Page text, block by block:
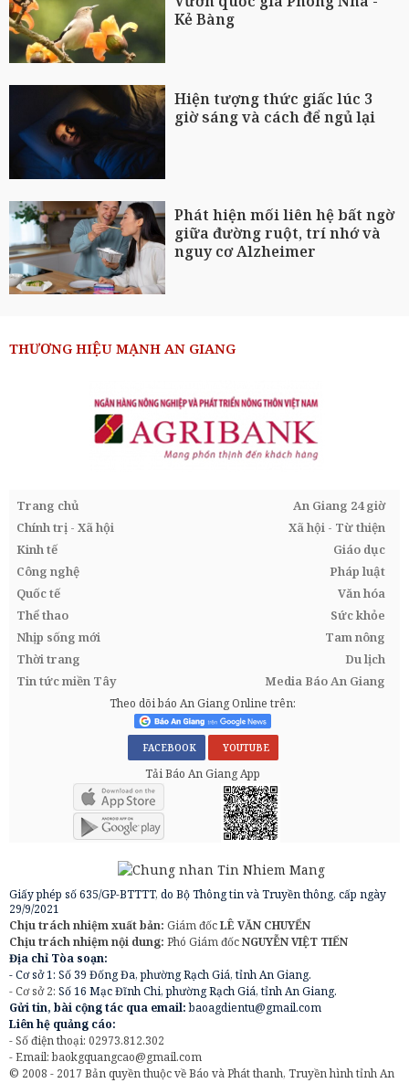
Kẻ Bàng
Hiện tượng thức giấc lúc 3
giờ sáng và cách để ngủ lại
Phát hiện mối liên hệ bất ngờ
giữa đường ruột, trí nhớ và
nguy cơ Alzheimer
THƯƠNG HIỆU MẠNH AN GIANG
Trang chủ
An Giang 24 giờ
Chính trị - Xã hội
Xã hội - Từ thiện
Kinh tế
Giáo dục
Công nghệ
Pháp luật
Quốc tế
Văn hóa
Thể thao
Sức khỏe
Nhịp sống mới
Tam nông
Thời trang
Du lịch
Tin tức miền Tây
Media Báo An Giang
Theo dõi báo An Giang Online trên:
FACEBOOK YOUTUBE
Tải Báo An Giang App
Giấy phép số 635/GP-BTTTT, do Bộ Thông tin và Truyền thông, cấp ngày
29/9/2021
Chịu trách nhiệm xuất bản: Giám đốcLÊ VĂN CHUYỂN
Chịu trách nhiệm nội dung: Phó Giám đốcNGUYỄN VIỆT TIẾN
Địa chỉ Tòa soạn:
- Cơ sở 1: Số 39 Đống Đa, phường Rạch Giá, tỉnh An Giang.
- Cơ sở 2: Số 16 Mạc Đĩnh Chi, phường Rạch Giá, tỉnh An Giang.
Gửi tin, bài cộng tác qua email:baoagdientu@gmail.com
Liên hệ quảng cáo:
- Số điện thoại: 02973.812.302
- Email:baokgquangcao@gmail.com
© 2008 - 2017 Bản quyền thuộc về Báo và Phát thanh, Truyền hình tỉnh An